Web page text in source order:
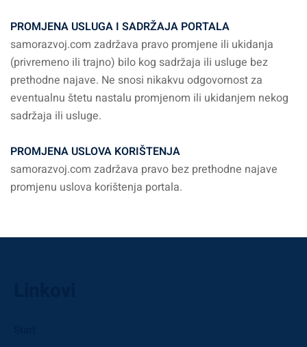
PROMJENA USLUGA I SADRŽAJA PORTALA
samorazvoj.com zadržava pravo promjene ili ukidanja
(privremeno ili trajno) bilo kog sadržaja ili usluge bez
prethodne najave. Ne snosi nikakvu odgovornost za
eventualnu štetu nastalu promjenom ili ukidanjem nekog
sadržaja ili usluge.
PROMJENA USLOVA KORIŠTENJA
samorazvoj.com zadržava pravo bez prethodne najave
promjenu uslova korištenja portala.